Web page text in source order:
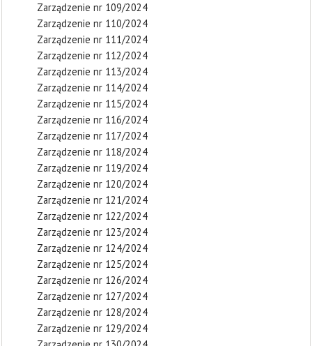
Zarządzenie nr 109/2024
Zarządzenie nr 110/2024
Zarządzenie nr 111/2024
Zarządzenie nr 112/2024
Zarządzenie nr 113/2024
Zarządzenie nr 114/2024
Zarządzenie nr 115/2024
Zarządzenie nr 116/2024
Zarządzenie nr 117/2024
Zarządzenie nr 118/2024
Zarządzenie nr 119/2024
Zarządzenie nr 120/2024
Zarządzenie nr 121/2024
Zarządzenie nr 122/2024
Zarządzenie nr 123/2024
Zarządzenie nr 124/2024
Zarządzenie nr 125/2024
Zarządzenie nr 126/2024
Zarządzenie nr 127/2024
Zarządzenie nr 128/2024
Zarządzenie nr 129/2024